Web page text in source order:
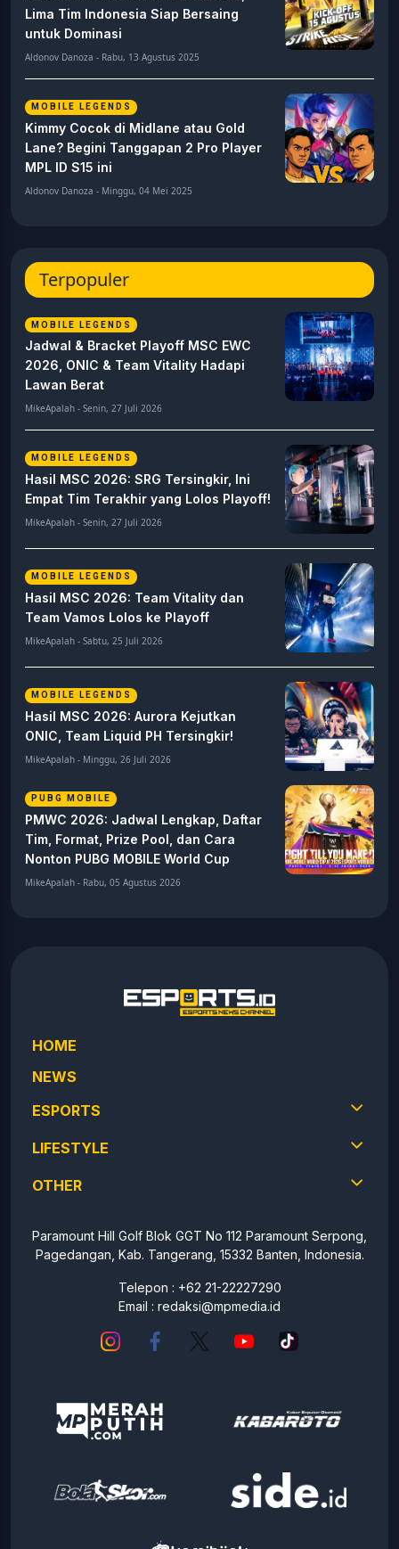
Lima Tim Indonesia Siap Bersaing
untuk Dominasi
Aldonov Danoza - Rabu, 13 Agustus 2025
MOBILE LEGENDS
Kimmy Cocok di Midlane atau Gold
Lane? Begini Tanggapan 2 Pro Player
MPL ID S15 ini
Aldonov Danoza - Minggu, 04 Mei 2025
Terpopuler
MOBILE LEGENDS
Jadwal & Bracket Playoff MSC EWC
2026, ONIC & Team Vitality Hadapi
Lawan Berat
MikeApalah - Senin, 27 Juli 2026
MOBILE LEGENDS
Hasil MSC 2026: SRG Tersingkir, Ini
Empat Tim Terakhir yang Lolos Playoff!
MikeApalah - Senin, 27 Juli 2026
MOBILE LEGENDS
Hasil MSC 2026: Team Vitality dan
Team Vamos Lolos ke Playoff
MikeApalah - Sabtu, 25 Juli 2026
MOBILE LEGENDS
Hasil MSC 2026: Aurora Kejutkan
ONIC, Team Liquid PH Tersingkir!
MikeApalah - Minggu, 26 Juli 2026
PUBG MOBILE
PMWC 2026: Jadwal Lengkap, Daftar
Tim, Format, Prize Pool, dan Cara
Nonton PUBG MOBILE World Cup
MikeApalah - Rabu, 05 Agustus 2026
HOME
NEWS
ESPORTS
LIFESTYLE
OTHER
Paramount Hill Golf Blok GGT No 112 Paramount Serpong,
Pagedangan, Kab. Tangerang, 15332 Banten, Indonesia.
Telepon : +62 21-22227290
Email : redaksi@mpmedia.id